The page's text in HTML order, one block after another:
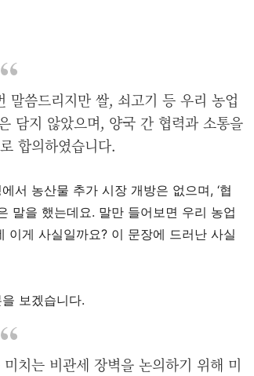
말씀드리지만 쌀, 쇠고기 등 우리 농업
담지 않았으며, 양국 간 협력과 소통을
합의하였습니다.
서 농산물 추가 시장 개방은 없으며, ‘협
말을 했는데요. 말만 들어보면 우리 농업
이게 사실일까요? 이 문장에 드러난 사실
보겠습니다.
치는 비관세 장벽을 논의하기 위해 미